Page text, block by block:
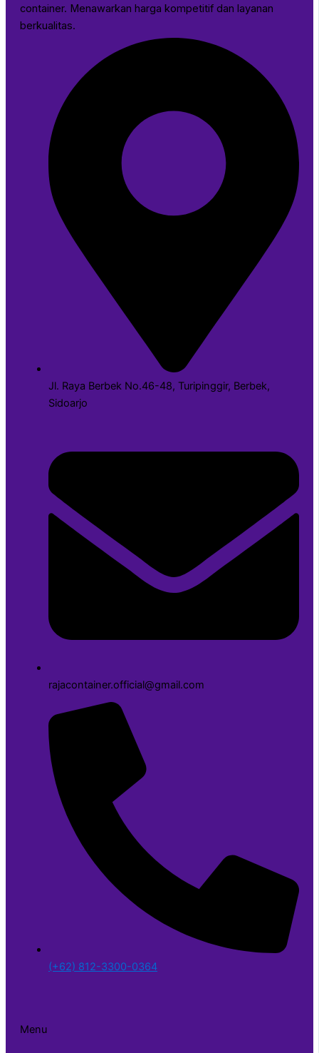
container. Menawarkan harga kompetitif dan layanan
berkualitas.
Jl. Raya Berbek No.46-48, Turipinggir, Berbek,
Sidoarjo
rajacontainer.official@gmail.com
(+62) 812-3300-0364
Menu